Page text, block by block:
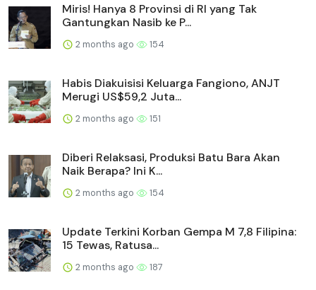
Miris! Hanya 8 Provinsi di RI yang Tak
Gantungkan Nasib ke P...
2 months ago 154
Habis Diakuisisi Keluarga Fangiono, ANJT
Merugi US$59,2 Juta...
2 months ago 151
Diberi Relaksasi, Produksi Batu Bara Akan
Naik Berapa? Ini K...
2 months ago 154
Update Terkini Korban Gempa M 7,8 Filipina:
15 Tewas, Ratusa...
2 months ago 187